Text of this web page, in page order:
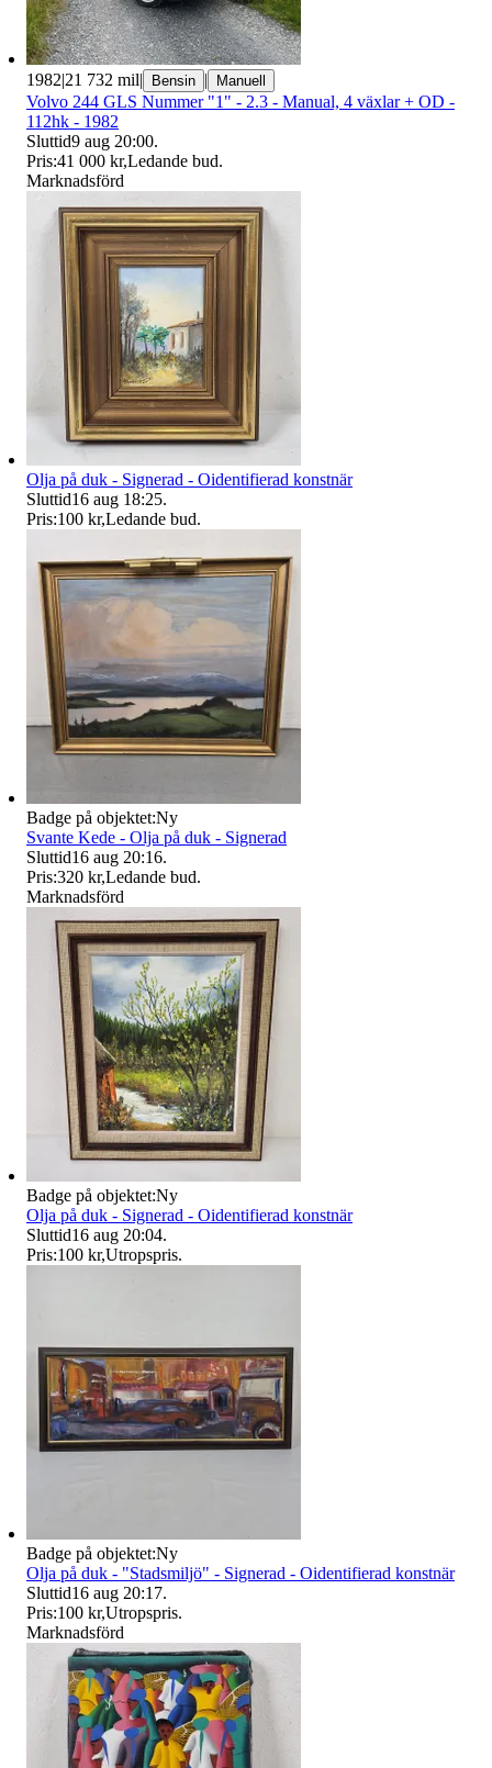
1982|21 732 mil| Bensin | Manuell
Volvo 244 GLS Nummer "1" - 2.3 - Manual, 4 växlar + OD -
112hk - 1982
Sluttid9 aug 20:00.
Pris:41 000 kr,Ledande bud.
Marknadsförd
Olja på duk - Signerad - Oidentifierad konstnär
Sluttid16 aug 18:25.
Pris:100 kr,Ledande bud.
Badge på objektet:Ny
Svante Kede - Olja på duk - Signerad
Sluttid16 aug 20:16.
Pris:320 kr,Ledande bud.
Marknadsförd
Badge på objektet:Ny
Olja på duk - Signerad - Oidentifierad konstnär
Sluttid16 aug 20:04.
Pris:100 kr,Utropspris.
Badge på objektet:Ny
Olja på duk - "Stadsmiljö" - Signerad - Oidentifierad konstnär
Sluttid16 aug 20:17.
Pris:100 kr,Utropspris.
Marknadsförd